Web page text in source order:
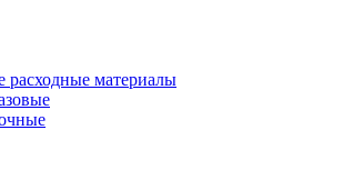
расходные материалы